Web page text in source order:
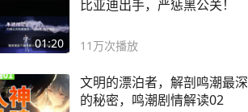
01:20
比亚迪出手，严惩黑公关！
11万次播放
文明的漂泊者，解剖鸣潮最深
的秘密，鸣潮剧情解读02